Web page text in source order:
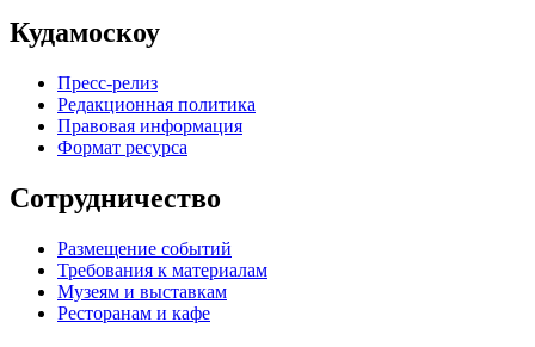
Кудамоскоу
Пресс-релиз
Редакционная политика
Правовая информация
Формат ресурса
Сотрудничество
Размещение событий
Требования к материалам
Музеям и выставкам
Ресторанам и кафе